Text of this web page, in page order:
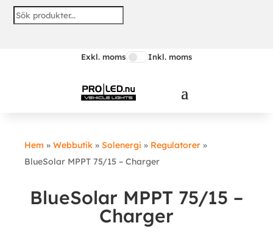
Exkl. moms Inkl. moms
Hem » Webbutik » Solenergi » Regulatorer »
BlueSolar MPPT 75/15 – Charger
BlueSolar MPPT 75/15 –
Charger